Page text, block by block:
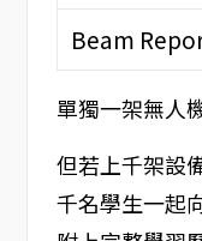
Beam
單獨一架無人
但若上千架設
千名學生一起